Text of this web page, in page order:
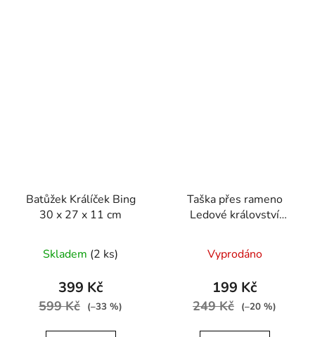
Batůžek Králíček Bing
30 x 27 x 11 cm
Skladem (2 ks)
399 Kč
599 Kč (–33 %)
Taška přes rameno
Ledové království
Vyprodáno
199 Kč
249 Kč (–20 %)